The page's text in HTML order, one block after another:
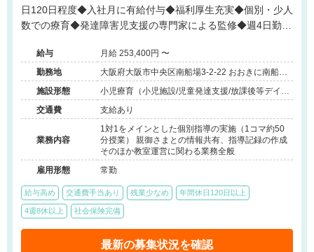
日120日程度◆入社月に有給付与◆福利厚生充実◆個別・少人
数での療育◆発達障害児支援の専門家による監修◆週4日勤務
給与
月給 253,400円 〜
勤務地
大阪府大阪市中央区南船場3-2-22 おおきに南船場
ビル903号室
施設形態
小児療育（小児施設/児童発達支援/放課後等デイサ
ービス）
交通費 支給あり
業務内容
1対1をメインとした個別指導の実施（1コマ約50
分授業） 親御さまとの情報共有、指導記録の作成
そのほか教室運営に関わる業務全般
雇用形態
常勤
給与高め 交通費手当あり 残業少なめ 年間休日120日以上
4週8休以上 社会保険完備
最新の募集状況を確認